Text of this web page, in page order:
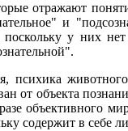
отражают
и
поскольку у них
психика
от объекта
объективного
содержит в себе